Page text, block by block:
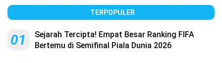
TERPOPULER
01
Sejarah Tercipta! Empat Besar Ranking FIFA
Bertemu di Semifinal Piala Dunia 2026